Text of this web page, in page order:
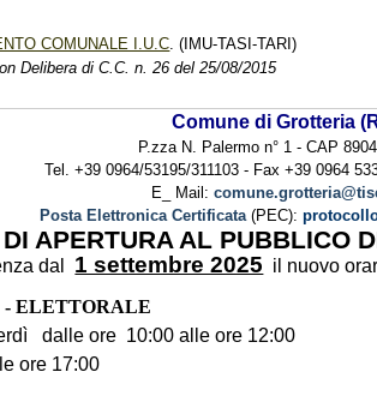
COMUNALE I.U.C. (IMU-TASI-TARI)
Delibera di C.C. n. 26 del 25/08/2015
Comune di Grotteria
P.zza N. Palermo n° 1 - CAP
Tel. +39 0964/53195/311103 - Fax +39 0964
E_ Mail:
Posta Elettronica Certificata(PEC):
APERTURA AL PUBBLICO
dal 1 settembre 2025 il nuovo
- ELETTORALE
dalle ore 10:00 alle ore 12:00
ore 17:00